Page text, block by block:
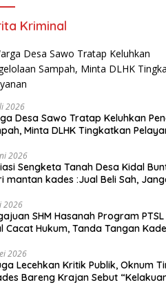
Kriminal
2026
Desa Sawo Tratap Keluhkan
Minta DLHK Tingkatkan
2026
Sengketa Tanah Desa Kidal
mantan kades :Jual Beli Sah,
Hak Warga.
2026
SHM Hasanah Program
Cacat Hukum, Tanda Tangan
2026
Lecehkan Kritik Publik, Oknum
Bareng Krajan Sebut